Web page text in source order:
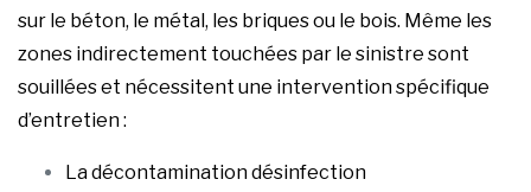
sur le béton, le métal, les briques ou le bois. Même les
zones indirectement touchées par le sinistre sont
souillées et nécessitent une intervention spécifique
d’entretien :
La décontamination désinfection